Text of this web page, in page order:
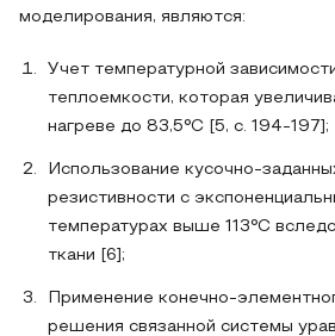
моделирования, являются:
Учет температурной
теплоемкости, которая
нагреве до 83,5°C [5, с. 194-197];
Использование кусочно-
резистивности с
температурах выше 113°C
ткани [6];
Применение конечно-
решения связанной системы